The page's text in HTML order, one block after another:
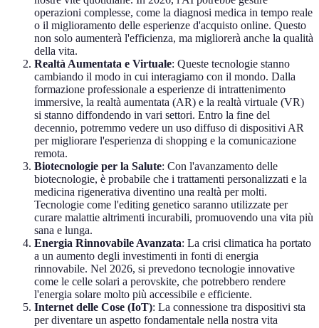
operazioni complesse, come la diagnosi medica in tempo reale
o il miglioramento delle esperienze d'acquisto online. Questo
non solo aumenterà l'efficienza, ma migliorerà anche la qualità
della vita.
Realtà Aumentata e Virtuale: Queste tecnologie stanno
cambiando il modo in cui interagiamo con il mondo. Dalla
formazione professionale a esperienze di intrattenimento
immersive, la realtà aumentata (AR) e la realtà virtuale (VR)
si stanno diffondendo in vari settori. Entro la fine del
decennio, potremmo vedere un uso diffuso di dispositivi AR
per migliorare l'esperienza di shopping e la comunicazione
remota.
Biotecnologie per la Salute: Con l'avanzamento delle
biotecnologie, è probabile che i trattamenti personalizzati e la
medicina rigenerativa diventino una realtà per molti.
Tecnologie come l'editing genetico saranno utilizzate per
curare malattie altrimenti incurabili, promuovendo una vita più
sana e lunga.
Energia Rinnovabile Avanzata: La crisi climatica ha portato
a un aumento degli investimenti in fonti di energia
rinnovabile. Nel 2026, si prevedono tecnologie innovative
come le celle solari a perovskite, che potrebbero rendere
l'energia solare molto più accessibile e efficiente.
Internet delle Cose (IoT): La connessione tra dispositivi sta
per diventare un aspetto fondamentale nella nostra vita